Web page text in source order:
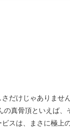
だけじゃありませ
真骨頂といえば、
スは、まさに極上